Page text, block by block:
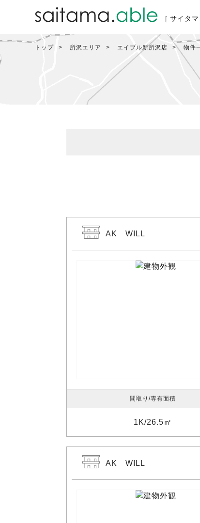
[ サイタ
トップ 所沢エリア エイブル新所沢店 物件
AK WILL
間取り 専有面積
1K 26.5㎡
AK WILL